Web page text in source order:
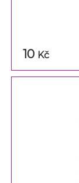
10 Kč